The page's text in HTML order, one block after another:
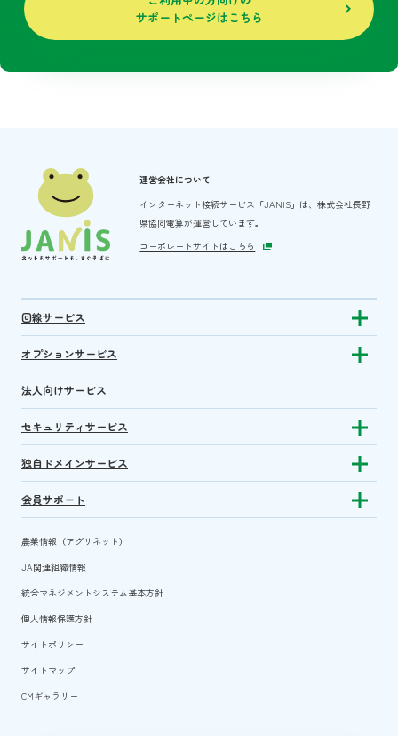
サポートページはこちら
運営会社について
インターネット接続サービス「JANIS」は、株式会社長野
県協同電算が運営しています。
コーポレートサイトはこちら
回線サービス Show
オプションサービス Show
法人向けサービス
セキュリティサービス Show
独自ドメインサービス Show
会員サポート Show
農業情報（アグリネット）
JA関連組織情報
統合マネジメントシステム基本方針
個人情報保護方針
サイトポリシー
サイトマップ
CMギャラリー